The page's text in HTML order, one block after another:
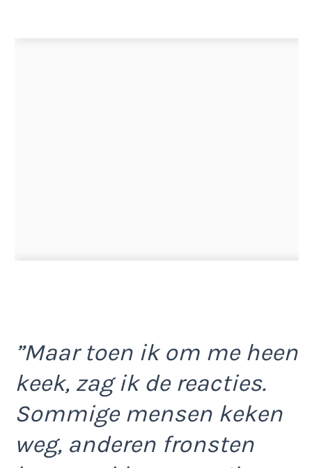
”Maar toen ik om me heen
keek, zag ik de reacties.
Sommige mensen keken
weg, anderen fronsten